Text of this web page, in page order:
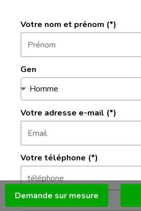
Votre nom et prénom (*)
Gen
Votre adresse e-mail (*)
Votre téléphone (*)
Demande sur mesure